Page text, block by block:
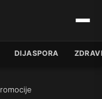
DIJASPORA